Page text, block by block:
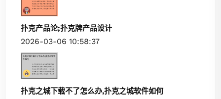
扑克产品论;扑克牌产品设计
2026-03-06 10:58:37
扑克之城下载不了怎么办,扑克之城软件如何